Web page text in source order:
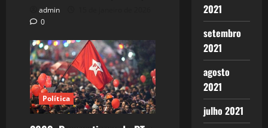
admin
0
Política
2021
setembro
2021
agosto
2021
julho 2021